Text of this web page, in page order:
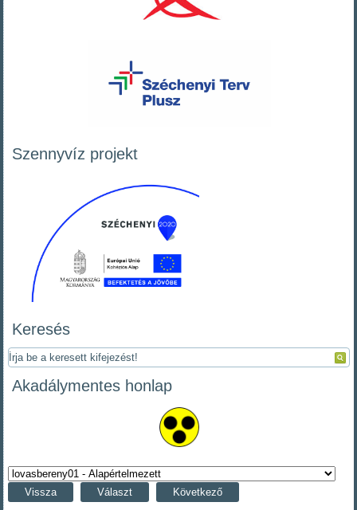
Szennyvíz projekt
Keresés
Akadálymentes honlap
Vissza Választ Következő